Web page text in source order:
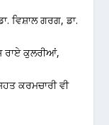
ਵਿਸ਼ਾਲ ਗਰਗ, ਡਾ.
ਰਾਏ ਕੁਲਰੀਆਂ,
ਕਰਮਚਾਰੀ ਵੀ